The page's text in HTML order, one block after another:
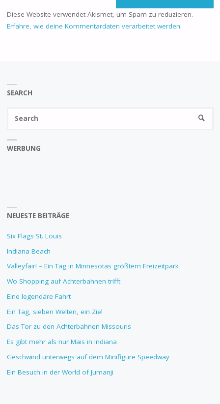
Diese Website verwendet Akismet, um Spam zu reduzieren.
Erfahre, wie deine Kommentardaten verarbeitet werden.
SEARCH
WERBUNG
NEUESTE BEITRÄGE
Six Flags St. Louis
Indiana Beach
Valleyfair! – Ein Tag in Minnesotas größtem Freizeitpark
Wo Shopping auf Achterbahnen trifft
Eine legendäre Fahrt
Ein Tag, sieben Welten, ein Ziel
Das Tor zu den Achterbahnen Missouris
Es gibt mehr als nur Mais in Indiana
Geschwind unterwegs auf dem Minifigure Speedway
Ein Besuch in der World of Jumanji